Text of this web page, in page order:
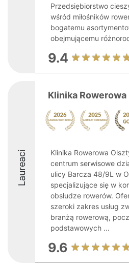
Przedsiębiorstwo
wśród miłośników
bogatemu
obejmującemu
9.4
Laureaci
Klinika
Klinika Rowerowa
centrum serwisowe
ulicy Barcza 48/9L w
specjalizujące się w
obsłudze rowerów.
szeroki zakres usług
branżą rowerową,
podstawowych ...
9.6